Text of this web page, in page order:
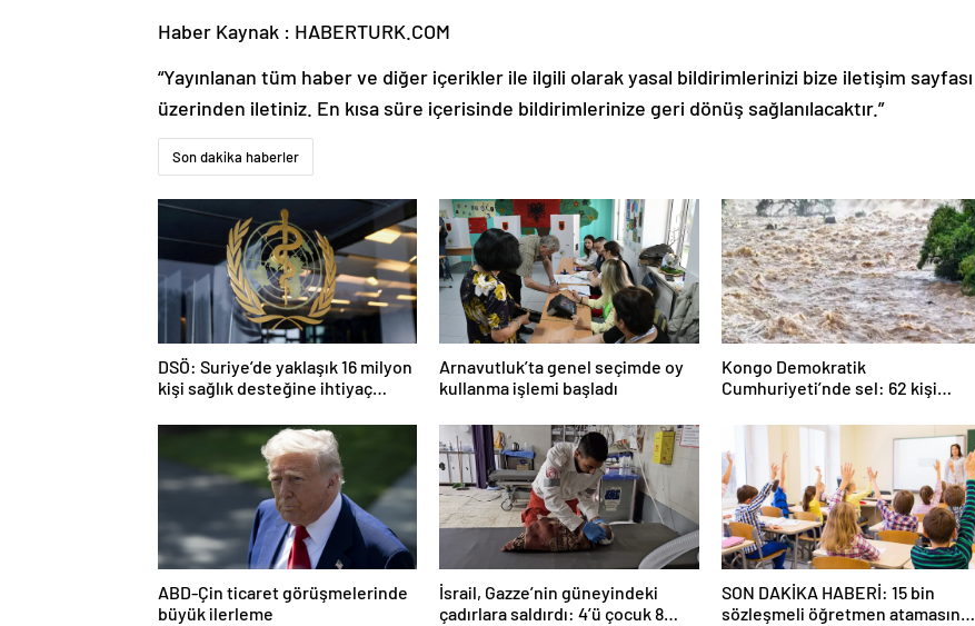
Haber Kaynak : HABERTURK.COM
“Yayınlanan tüm haber ve diğer içerikler ile ilgili olarak yasal bildirimlerinizi bize iletişim sayfası
üzerinden iletiniz. En kısa süre içerisinde bildirimlerinize geri dönüş sağlanılacaktır.”
Son dakika haberler
DSÖ: Suriye’de yaklaşık 16 milyon
kişi sağlık desteğine ihtiyaç
Arnavutluk’ta genel seçimde oy
kullanma işlemi başladı
Kongo Demokratik
Cumhuriyeti’nde sel: 62 kişi
ABD-Çin ticaret görüşmelerinde
büyük ilerleme
İsrail, Gazze’nin güneyindeki
çadırlara saldırdı: 4’ü çocuk 8
SON DAKİKA HABERİ: 15 bin
sözleşmeli öğretmen atamasında